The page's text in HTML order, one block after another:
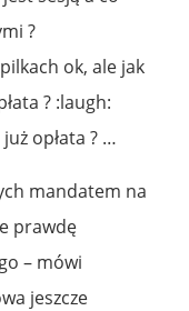
?
ok, ale jak
? :laugh:
opłata ? …
mandatem na
prawdę
– mówi
jeszcze